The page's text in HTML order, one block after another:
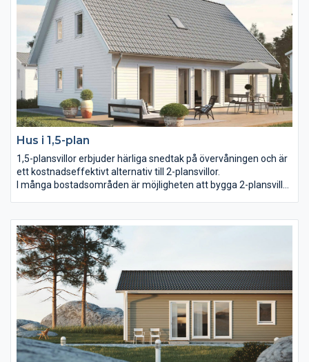
Hus i 1,5-plan
1,5-plansvillor erbjuder härliga snedtak på övervåningen och är
ett kostnadseffektivt alternativ till 2-plansvillor.
I många bostadsområden är möjligheten att bygga 2-plansvillor
tilltalande snedtaken på övervåningen.